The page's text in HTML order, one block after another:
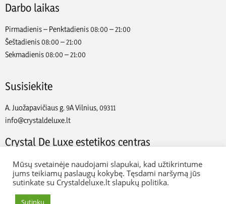
Darbo laikas
Pirmadienis – Penktadienis 08:00 – 21:00
Šeštadienis 08:00 – 21:00
Sekmadienis 08:00 – 21:00
Susisiekite
A. Juožapavičiaus g. 9A Vilnius, 09311
info@crystaldeluxe.lt
Crystal De Luxe estetikos centras
2022 Crystal De Luxe estetikos centras. Visos teisės saugomos.
Web Ideas:
Mūsų svetainėje naudojami slapukai, kad užtikrintume
jums teikiamų paslaugų kokybę. Tęsdami naršymą jūs
sutinkate su Crystaldeluxe.lt slapukų politika.
Sutinku